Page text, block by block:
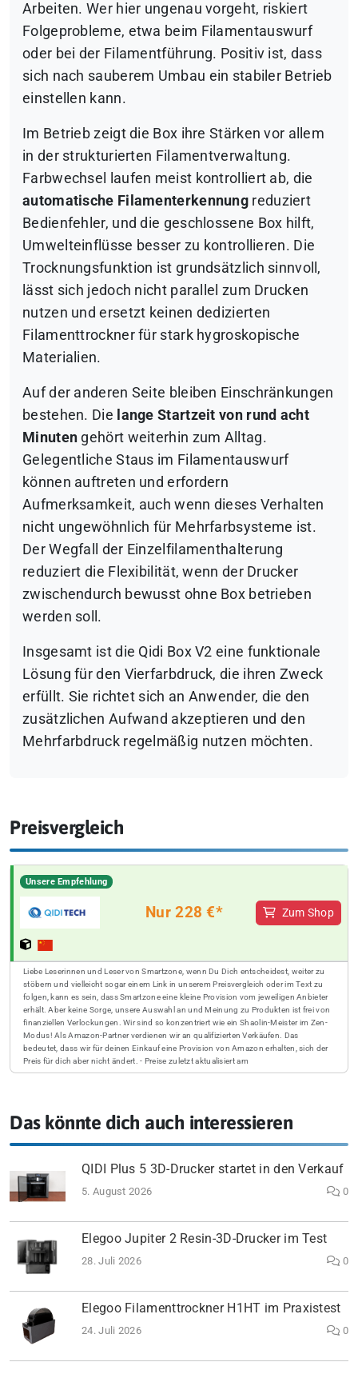
Arbeiten. Wer hier ungenau vorgeht, riskiert
Folgeprobleme, etwa beim Filamentauswurf
oder bei der Filamentführung. Positiv ist, dass
sich nach sauberem Umbau ein stabiler Betrieb
einstellen kann.
Im Betrieb zeigt die Box ihre Stärken vor allem
in der strukturierten Filamentverwaltung.
Farbwechsel laufen meist kontrolliert ab, die
automatische Filamenterkennung reduziert
Bedienfehler, und die geschlossene Box hilft,
Umwelteinflüsse besser zu kontrollieren. Die
Trocknungsfunktion ist grundsätzlich sinnvoll,
lässt sich jedoch nicht parallel zum Drucken
nutzen und ersetzt keinen dedizierten
Filamenttrockner für stark hygroskopische
Materialien.
Auf der anderen Seite bleiben Einschränkungen
bestehen. Die lange Startzeit von rund acht
Minuten gehört weiterhin zum Alltag.
Gelegentliche Staus im Filamentauswurf
können auftreten und erfordern
Aufmerksamkeit, auch wenn dieses Verhalten
nicht ungewöhnlich für Mehrfarbsysteme ist.
Der Wegfall der Einzelfilamenthalterung
reduziert die Flexibilität, wenn der Drucker
zwischendurch bewusst ohne Box betrieben
werden soll.
Insgesamt ist die Qidi Box V2 eine funktionale
Lösung für den Vierfarbdruck, die ihren Zweck
erfüllt. Sie richtet sich an Anwender, die den
zusätzlichen Aufwand akzeptieren und den
Mehrfarbdruck regelmäßig nutzen möchten.
Preisvergleich
Unsere Empfehlung
Nur 228 €* Zum Shop
Liebe Leserinnen und Leser von Smartzone, wenn Du Dich entscheidest, weiter zu
stöbern und vielleicht sogar einem Link in unserem Preisvergleich oder im Text zu
folgen, kann es sein, dass Smartzone eine kleine Provision vom jeweiligen Anbieter
erhält. Aber keine Sorge, unsere Auswahl an und Meinung zu Produkten ist frei von
finanziellen Verlockungen. Wir sind so konzentriert wie ein Shaolin-Meister im Zen-
Modus! Als Amazon-Partner verdienen wir an qualifizierten Verkäufen. Das
bedeutet, dass wir für deinen Einkauf eine Provision von Amazon erhalten, sich der
Preis für dich aber nicht ändert. - Preise zuletzt aktualisiert am
Das könnte dich auch interessieren
QIDI Plus 5 3D-Drucker startet in den Verkauf
5. August 2026 0
Elegoo Jupiter 2 Resin-3D-Drucker im Test
28. Juli 2026 0
Elegoo Filamenttrockner H1HT im Praxistest
24. Juli 2026 0